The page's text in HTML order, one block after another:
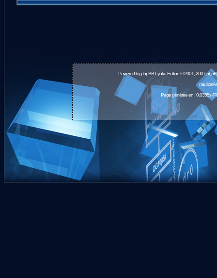
Powered byphpBBLyoko Edition © 2001, 2007
Page générée en : 0.0355s